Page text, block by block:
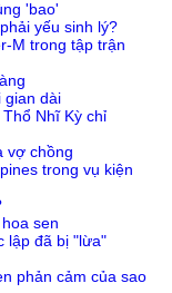
'bao'
yếu sinh lý?
M trong tập trận
gian dài
Nhĩ Kỳ chỉ
vợ chồng
trong vụ kiện
sen
lập đã bị "lừa"
phản cảm của sao